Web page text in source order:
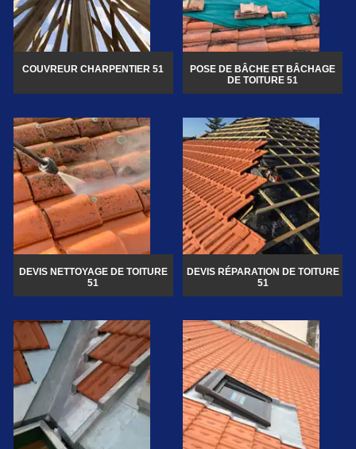
COUVREUR CHARPENTIER 51
POSE DE BÂCHE ET BÂCHAGE
DE TOITURE 51
DEVIS NETTOYAGE DE TOITURE
51
DEVIS RÉPARATION DE TOITURE
51